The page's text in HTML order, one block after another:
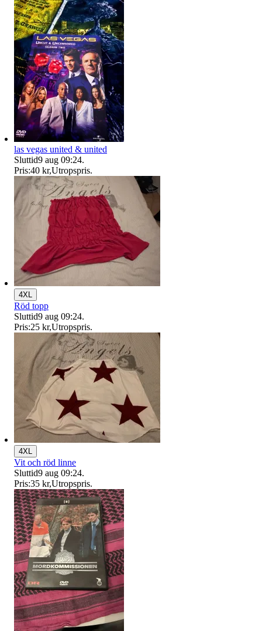
las vegas united & united
Sluttid9 aug 09:24.
Pris:40 kr,Utropspris.
4XL
Röd topp
Sluttid9 aug 09:24.
Pris:25 kr,Utropspris.
4XL
Vit och röd linne
Sluttid9 aug 09:24.
Pris:35 kr,Utropspris.